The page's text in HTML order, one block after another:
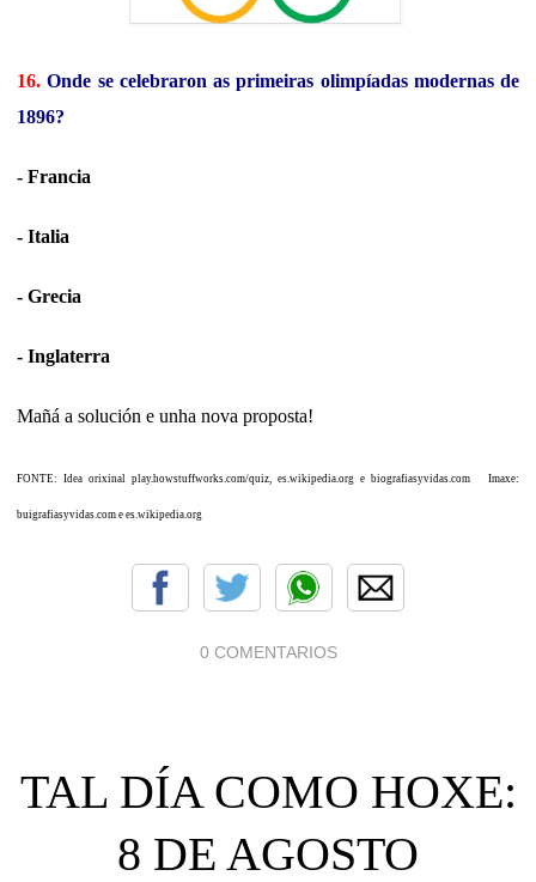
16.Onde se celebraron as primeiras olimpíadas modernas de
1896?
- Francia
- Italia
- Grecia
- Inglaterra
Mañá a solución e unha nova proposta!
FONTE: Idea orixinal play.howstuffworks.com/quiz, es.wikipedia.org e biografiasyvidas.com Imaxe:
buigrafiasyvidas.com e es.wikipedia.org
0 COMENTARIOS
TAL DÍA COMO HOXE:
8 DE AGOSTO